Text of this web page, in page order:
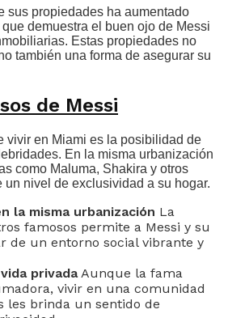
sus propiedades ha aumentado
demuestra el buen ojo de Messi
Estas propiedades no
también una forma de asegurar su
de Messi
vivir en Miami es la posibilidad de
En la misma urbanización
como Maluma, Shakira y otros
un nivel de exclusividad a su hogar.
la misma urbanización La
famosos permite a Messi y su
de un entorno social vibrante y
privadaAunque la fama
vivir en una comunidad
les brinda un sentido de